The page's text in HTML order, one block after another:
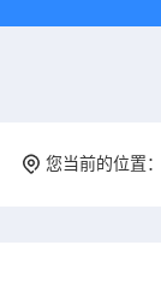
您当前的位置：